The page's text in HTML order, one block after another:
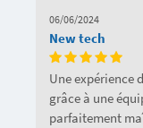
06/06/2024
New tech
Une expérience
grâce à une
parfaitement